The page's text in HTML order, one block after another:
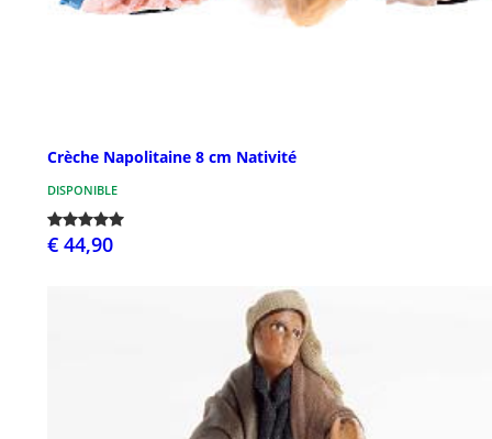
Crèche Napolitaine 8 cm Nativité
DISPONIBLE
€ 44,90